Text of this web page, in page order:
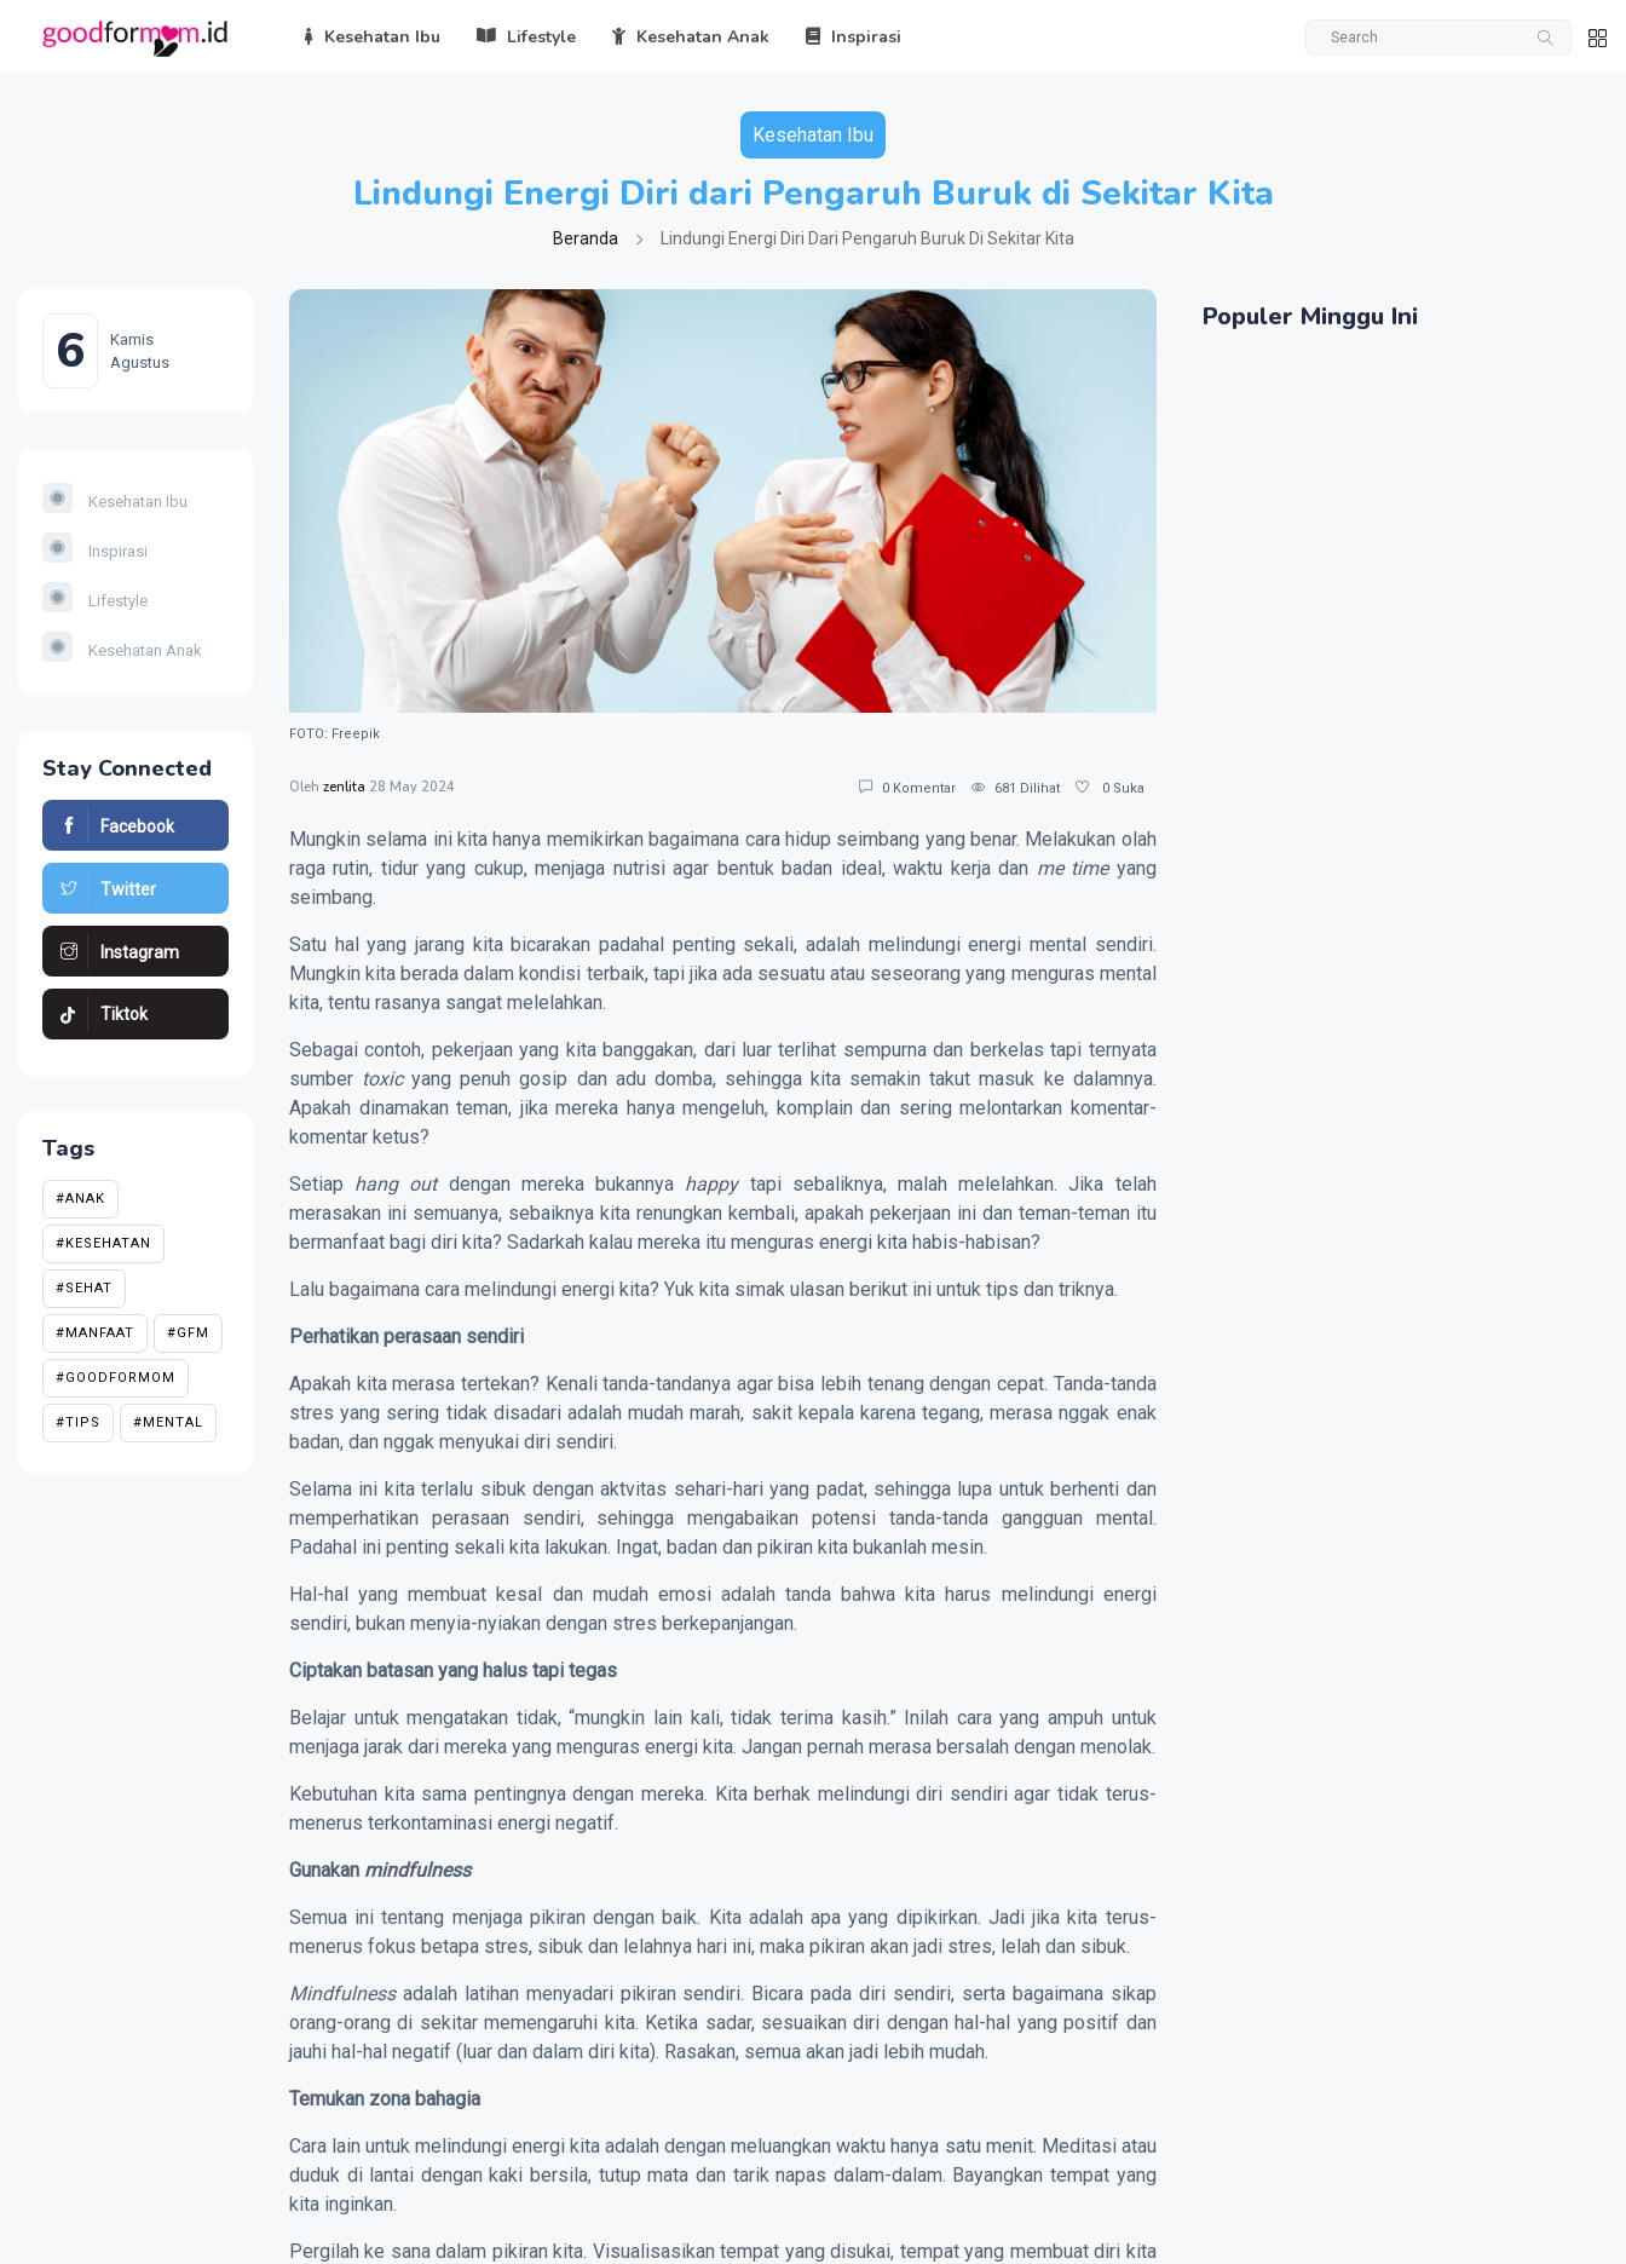
Kesehatan Ibu Lifestyle Kesehatan Anak Inspirasi
Kesehatan Ibu
Lindungi Energi Diri dari Pengaruh Buruk di Sekitar Kita
Beranda Lindungi Energi Diri Dari Pengaruh Buruk Di Sekitar Kita
6
Kamis
Agustus
Kesehatan Ibu
Inspirasi
Lifestyle
Kesehatan Anak
Stay Connected
Facebook
Twitter
Instagram
Tiktok
Tags
#ANAK
#KESEHATAN
#SEHAT
#MANFAAT #GFM
#GOODFORMOM
#TIPS #MENTAL
FOTO: Freepik
Oleh zenlita 28 May 2024 0 Komentar 681 Dilihat 0 Suka
Mungkin selama ini kita hanya memikirkan bagaimana cara hidup seimbang yang benar. Melakukan olah
raga rutin, tidur yang cukup, menjaga nutrisi agar bentuk badan ideal, waktu kerja dan me time yang
seimbang.
Satu hal yang jarang kita bicarakan padahal penting sekali, adalah melindungi energi mental sendiri.
Mungkin kita berada dalam kondisi terbaik, tapi jika ada sesuatu atau seseorang yang menguras mental
kita, tentu rasanya sangat melelahkan.
Sebagai contoh, pekerjaan yang kita banggakan, dari luar terlihat sempurna dan berkelas tapi ternyata
sumber toxicyang penuh gosip dan adu domba, sehingga kita semakin takut masuk ke dalamnya.
Apakah dinamakan teman, jika mereka hanya mengeluh, komplain dan sering melontarkan komentar-
komentar ketus?
Setiap hang outdengan mereka bukannya happytapi sebaliknya, malah melelahkan. Jika telah
merasakan ini semuanya, sebaiknya kita renungkan kembali, apakah pekerjaan ini dan teman-teman itu
bermanfaat bagi diri kita? Sadarkah kalau mereka itu menguras energi kita habis-habisan?
Lalu bagaimana cara melindungi energi kita? Yuk kita simak ulasan berikut ini untuk tips dan triknya.
Perhatikan perasaan sendiri
Apakah kita merasa tertekan? Kenali tanda-tandanya agar bisa lebih tenang dengan cepat. Tanda-tanda
stres yang sering tidak disadari adalah mudah marah, sakit kepala karena tegang, merasa nggak enak
badan, dan nggak menyukai diri sendiri.
Selama ini kita terlalu sibuk dengan aktvitas sehari-hari yang padat, sehingga lupa untuk berhenti dan
memperhatikan perasaan sendiri, sehingga mengabaikan potensi tanda-tanda gangguan mental.
Padahal ini penting sekali kita lakukan. Ingat, badan dan pikiran kita bukanlah mesin.
Hal-hal yang membuat kesal dan mudah emosi adalah tanda bahwa kita harus melindungi energi
sendiri, bukan menyia-nyiakan dengan stres berkepanjangan.
Ciptakan batasan yang halus tapi tegas
Belajar untuk mengatakan tidak, “mungkin lain kali, tidak terima kasih.” Inilah cara yang ampuh untuk
menjaga jarak dari mereka yang menguras energi kita. Jangan pernah merasa bersalah dengan menolak.
Kebutuhan kita sama pentingnya dengan mereka. Kita berhak melindungi diri sendiri agar tidak terus-
menerus terkontaminasi energi negatif.
Gunakan mindfulness
Semua ini tentang menjaga pikiran dengan baik. Kita adalah apa yang dipikirkan. Jadi jika kita terus-
menerus fokus betapa stres, sibuk dan lelahnya hari ini, maka pikiran akan jadi stres, lelah dan sibuk.
Mindfulnessadalah latihan menyadari pikiran sendiri. Bicara pada diri sendiri, serta bagaimana sikap
orang-orang di sekitar memengaruhi kita. Ketika sadar, sesuaikan diri dengan hal-hal yang positif dan
jauhi hal-hal negatif (luar dan dalam diri kita). Rasakan, semua akan jadi lebih mudah.
Temukan zona bahagia
Cara lain untuk melindungi energi kita adalah dengan meluangkan waktu hanya satu menit. Meditasi atau
duduk di lantai dengan kaki bersila, tutup mata dan tarik napas dalam-dalam. Bayangkan tempat yang
kita inginkan.
Pergilah ke sana dalam pikiran kita. Visualisasikan tempat yang disukai, tempat yang membuat diri kita
Populer Minggu Ini